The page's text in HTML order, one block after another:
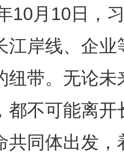
月10日，习
江岸线、企
纽带。无论
都不可能离
共同体出发